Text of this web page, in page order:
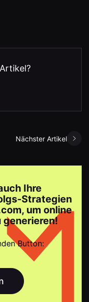
Nächster Artikel
Ihre
Strategien
um online
Button: